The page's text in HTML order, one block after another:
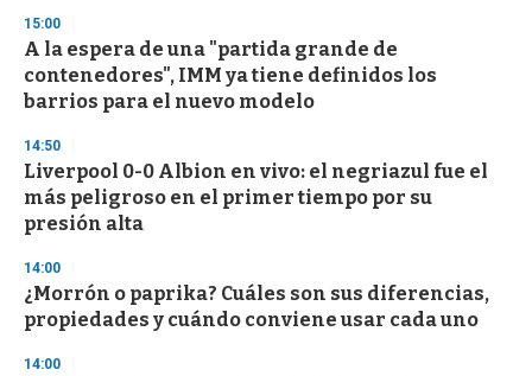
d
s
15:00
A la espera de una "partida grande de
contenedores", IMM ya tiene definidos los
barrios para el nuevo modelo
14:50
Liverpool 0-0 Albion en vivo: el negriazul fue el
más peligroso en el primer tiempo por su
presión alta
14:00
¿Morrón o paprika? Cuáles son sus diferencias,
propiedades y cuándo conviene usar cada uno
14:00